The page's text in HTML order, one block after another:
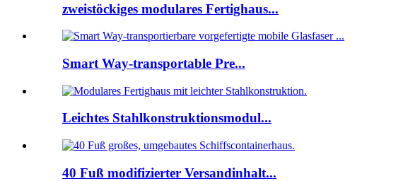
zweistöckiges modulares Fertighaus...
Smart Way-transportable Pre...
Leichtes Stahlkonstruktionsmodul...
40 Fuß modifizierter Versandinhalt...